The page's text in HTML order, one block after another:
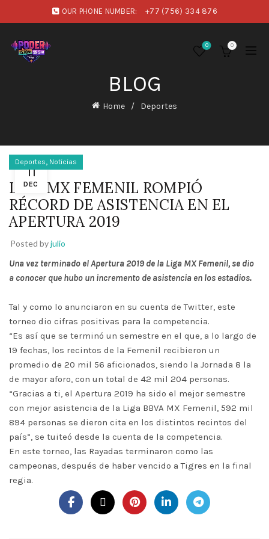
OUR PHONE NUMBER: +77 (756) 334 876
0 0
BLOG
Home Deportes
11
DEC
Deportes, Noticias
LIGA MX FEMENIL ROMPIÓ
RÉCORD DE ASISTENCIA EN EL
APERTURA 2019
Posted byjulio
Una vez terminado el Apertura 2019 de la Liga MX Femenil, se dio
a conocer que hubo un incremento de asistencia en los estadios.
Tal y como lo anunciaron en su cuenta de Twitter, este
torneo dio cifras positivas para la competencia.
“Es así que se terminó un semestre en el que, a lo largo de
19 fechas, los recintos de la Femenil recibieron un
promedio de 20 mil 56 aficionados, siendo la Jornada 8 la
de mayor aforo, con un total de 42 mil 204 personas.
“Gracias a ti, el Apertura 2019 ha sido el mejor semestre
con mejor asistencia de la Liga BBVA MX Femenil, 592 mil
894 personas se dieron cita en los distintos recintos del
país”, se tuiteó desde la cuenta de la competencia.
En este torneo, las Rayadas terminaron como las
campeonas, después de haber vencido a Tigres en la final
regia.